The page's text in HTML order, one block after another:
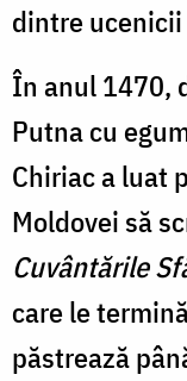
dintre
În anul 1470,
Putna cu
Chiriac a luat
Moldovei să
Cuvântările
care le
păstrează